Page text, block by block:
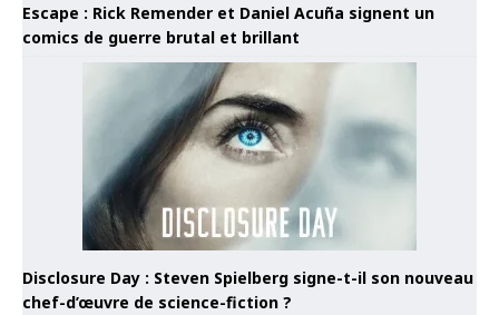
Escape : Rick Remender et Daniel Acuña signent un
comics de guerre brutal et brillant
Disclosure Day : Steven Spielberg signe-t-il son nouveau
chef-d’œuvre de science-fiction ?